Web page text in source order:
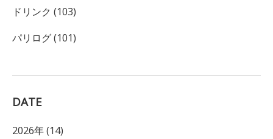
ドリンク (103)
パリログ (101)
DATE
2026年 (14)